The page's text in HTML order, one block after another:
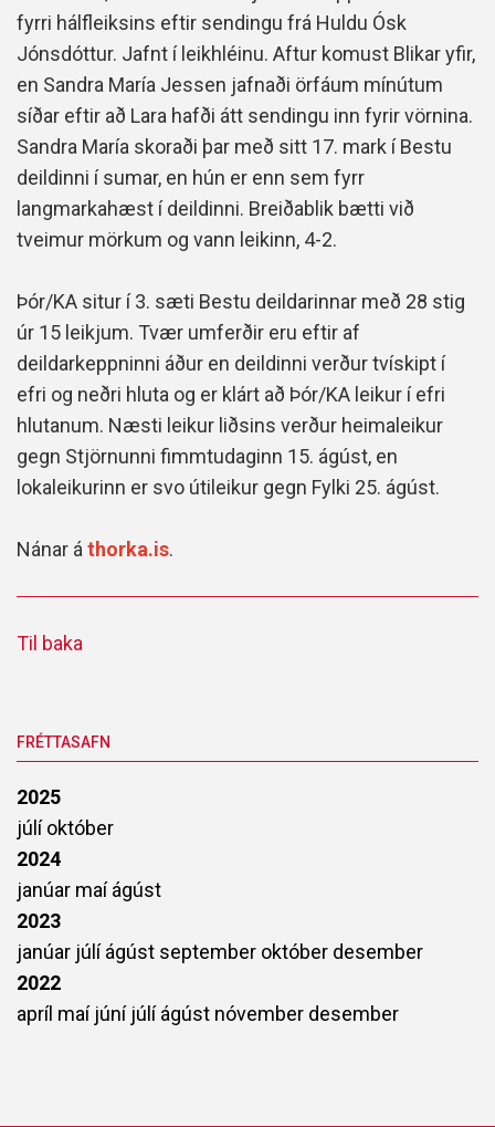
fyrri hálfleiksins eftir sendingu frá Huldu Ósk
Jónsdóttur. Jafnt í leikhléinu. Aftur komust Blikar yfir,
en Sandra María Jessen jafnaði örfáum mínútum
síðar eftir að Lara hafði átt sendingu inn fyrir vörnina.
Sandra María skoraði þar með sitt 17. mark í Bestu
deildinni í sumar, en hún er enn sem fyrr
langmarkahæst í deildinni. Breiðablik bætti við
tveimur mörkum og vann leikinn, 4-2.
Þór/KA situr í 3. sæti Bestu deildarinnar með 28 stig
úr 15 leikjum. Tvær umferðir eru eftir af
deildarkeppninni áður en deildinni verður tvískipt í
efri og neðri hluta og er klárt að Þór/KA leikur í efri
hlutanum. Næsti leikur liðsins verður heimaleikur
gegn Stjörnunni fimmtudaginn 15. ágúst, en
lokaleikurinn er svo útileikur gegn Fylki 25. ágúst.
Nánar áthorka.is.
Til baka
FRÉTTASAFN
2025
júlíoktóber
2024
janúar maíágúst
2023
janúar júlíágúst september október desember
2022
apríl maí júní júlíágúst nóvember desember